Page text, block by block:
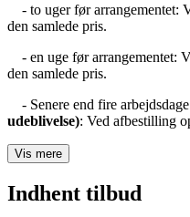
- to uger før arrangementet:
den samlede pris.
- en uge før arrangementet:
den samlede pris.
- Senere end fire
udeblivelse): Ved afbestilling
Vis mere
Indhent tilbud